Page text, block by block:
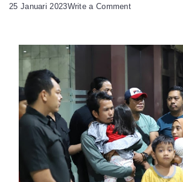
25 Januari 2023Write a Commenton
Wilayah
Hukum
Polres
Cilegon
Akhirnya